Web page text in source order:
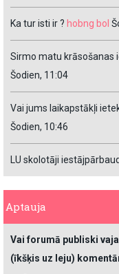
Ka tur isti ir ? hobng bol
Sirmo matu krāsošanas
Šodien, 11:04
Vai jums laikapstākļi
Šodien, 10:46
LU skolotāji
Aptauja
Vai forumā publiski
(īkšķis uz leju)